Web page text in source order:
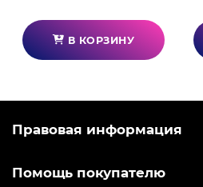
В КОРЗИНУ
Правовая информация
Помощь покупателю